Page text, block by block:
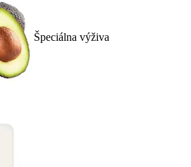
Špeciálna výživa